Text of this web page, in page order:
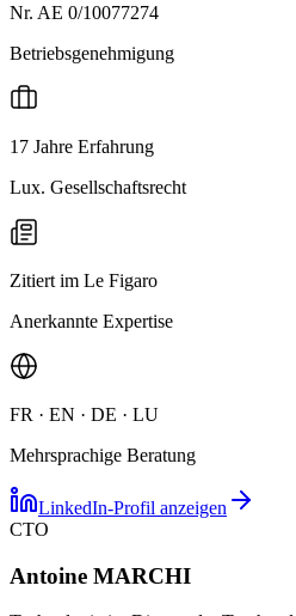
Nr. AE 0/10077274
Betriebsgenehmigung
17 Jahre Erfahrung
Lux. Gesellschaftsrecht
Zitiert im Le Figaro
Anerkannte Expertise
FR · EN · DE · LU
Mehrsprachige Beratung
LinkedIn-Profil anzeigen
CTO
Antoine MARCHI